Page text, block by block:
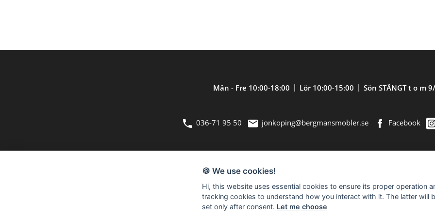
Mån - Fre 10:00-18:00 Lör 10:00-15:00 Sön STÄNGT t o m
036-71 95 50 jonkoping@bergmansmobler.se Facebook
Bergmans Möbler är en fullsortimentsbutik inom möbler och heminredning. Välkommen in till vår nästan 2.500
🍪 We use cookies!
Hi, this website uses essential cookies to ensure its proper operation
tracking cookies to understand how you interact with it. The latter will
set only after consent. Let me choose